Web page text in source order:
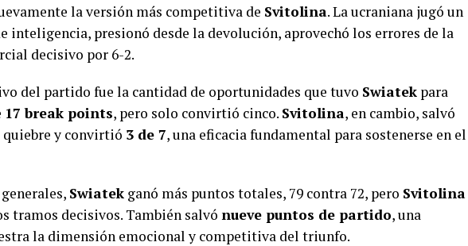
la versión más competitiva de Svitolina. La ucraniana jugó un
inteligencia, presionó desde la devolución, aprovechó los errores de la
decisivo por 6-2.
del partido fue la cantidad de oportunidades que tuvo Swiatek para
17 break points, pero solo convirtió cinco. Svitolina, en cambio, salvó
quiebre y convirtió 3 de 7, una eficacia fundamental para sostenerse en el
Swiatek ganó más puntos totales, 79 contra 72, pero Svitolina
tramos decisivos. También salvó nueve puntos de partido, una
la dimensión emocional y competitiva del triunfo.